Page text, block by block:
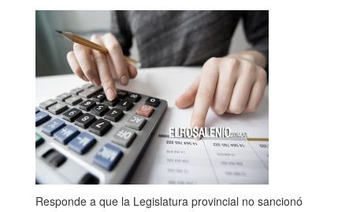
Responde a que la Legislatura provincial no sancionó